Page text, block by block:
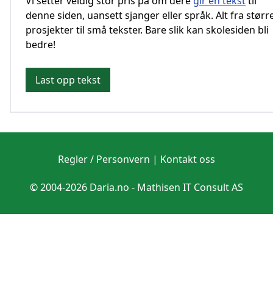
denne siden, uansett sjanger eller språk. Alt fra
prosjekter til små tekster. Bare slik kan skolesiden bli
bedre!
Last opp tekst
Regler / Personvern | Kontakt oss
© 2004-2026 Daria.no - Mathisen IT Consult AS